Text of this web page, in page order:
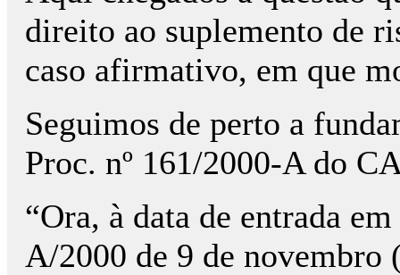
direito ao suplemento de
caso afirmativo, em que
Seguimos de perto a
Proc. nº 161/2000-A do
“Ora, à data de entrada
A/2000 de 9 de novembro